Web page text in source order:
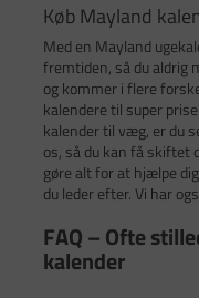
Køb Mayland
Med en Mayland
fremtiden, så du aldrig
og kommer i flere
kalendere til super
kalender til væg, er du
os, så du kan få skiftet
gøre alt for at hjælpe
du leder efter. Vi har
FAQ – Ofte
kalender